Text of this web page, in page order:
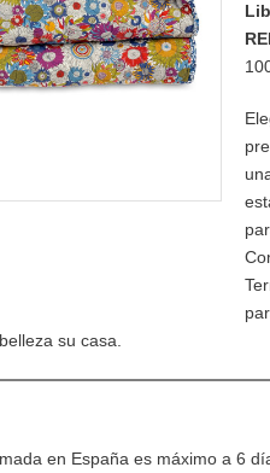
su casa.
en España es máximo a 6